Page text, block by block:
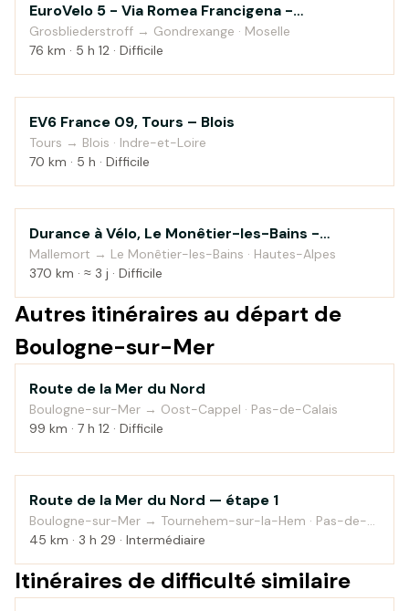
Au fil de l'eau
EuroVelo 5 - Via Romea Francigena -
Grosbliederstroff to Gondrexange
Grosbliederstroff → Gondrexange · Moselle
76 km · 5 h 12 · Difficile
Campagne
EV6 France 09, Tours – Blois
Tours → Blois · Indre-et-Loire
70 km · 5 h · Difficile
Au fil de l'eau
Durance à Vélo, Le Monêtier-les-Bains -
Sisteron
Mallemort → Le Monêtier-les-Bains · Hautes-Alpes
370 km · ≈ 3 j · Difficile
Autres itinéraires au départ de
Boulogne-sur-Mer
Bord de mer
Route de la Mer du Nord
Boulogne-sur-Mer → Oost-Cappel · Pas-de-Calais
99 km · 7 h 12 · Difficile
Bord de mer
Route de la Mer du Nord — étape 1
Boulogne-sur-Mer → Tournehem-sur-la-Hem · Pas-de-
Calais
45 km · 3 h 29 · Intermédiaire
Itinéraires de difficulté similaire